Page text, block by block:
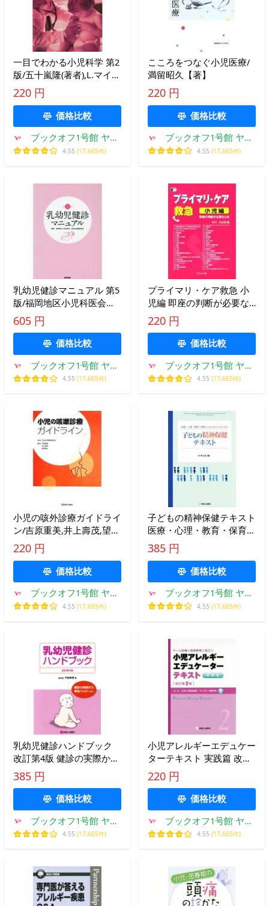
一目でわかる小児科学 第2
版/五十嵐隆(著者),L.マイア
ル他著(著者)
220 円
価格比較
ブックオフ1号館 ヤフ
ーショッピング店
4.55 (17,665件)
こころをつなぐ小児医療/
満留昭久【著】
220 円
価格比較
ブックオフ1号館 ヤフ
ーショッピング店
4.55 (17,665件)
乳幼児健診マニュアル 第5
版/福岡地区小児科医会乳
幼児保健委員会(著者)
605 円
価格比較
ブックオフ1号館 ヤフ
ーショッピング店
4.55 (17,665件)
プライマリ・ケア救急 小
児編 即座の判断が必要な
とき/市川光太郎【編】
220 円
価格比較
ブックオフ1号館 ヤフ
ーショッピング店
4.55 (17,665件)
小児の咳外診療ガイドライ
ン/吉原重美,井上壽茂,望月
博之
220 円
価格比較
ブックオフ1号館 ヤフ
ーショッピング店
4.55 (17,665件)
子どもの精神保健テキスト
医療・心理・教育・保育に
かかわる人たちのための/
古荘純一(著者)
385 円
価格比較
ブックオフ1号館 ヤフ
ーショッピング店
4.55 (17,665件)
乳幼児健診ハンドブック
改訂第4版 健診の実際から
事後フォローまで/平岩幹
男(著者)
385 円
価格比較
ブックオフ1号館 ヤフ
ーショッピング店
4.55 (17,665件)
小児アレルギーエデュケー
ターテキスト 実践篇 改訂
第2版 チーム医療と患者教
育に役立つ/日本小
220 円
価格比較
ブックオフ1号館 ヤフ
ーショッピング店
4.55 (17,665件)